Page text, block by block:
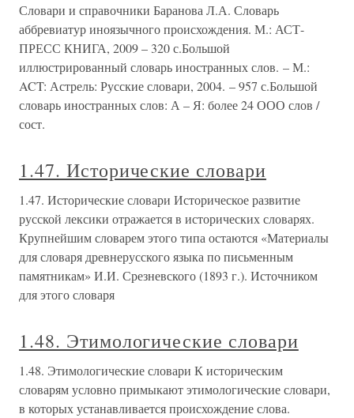
Словари и справочники Баранова Л.А. Словарь
аббревиатур иноязычного происхождения. М.: АСТ-
ПРЕСС КНИГА, 2009 – 320 с.Большой
иллюстрированный словарь иностранных слов. – М.:
ACT: Астрель: Русские словари, 2004. – 957 с.Большой
словарь иностранных слов: А – Я: более 24 ООО слов /
сост.
1.47. Исторические словари
1.47. Исторические словари Историческое развитие
русской лексики отражается в исторических словарях.
Крупнейшим словарем этого типа остаются «Материалы
для словаря древнерусского языка по письменным
памятникам» И.И. Срезневского (1893 г.). Источником
для этого словаря
1.48. Этимологические словари
1.48. Этимологические словари К историческим
словарям условно примыкают этимологические словари,
в которых устанавливается происхождение слова.